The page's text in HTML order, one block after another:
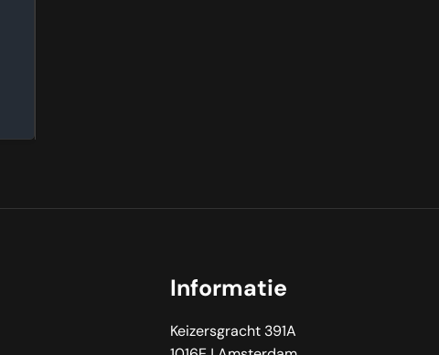
Informatie
Keizersgracht 391A